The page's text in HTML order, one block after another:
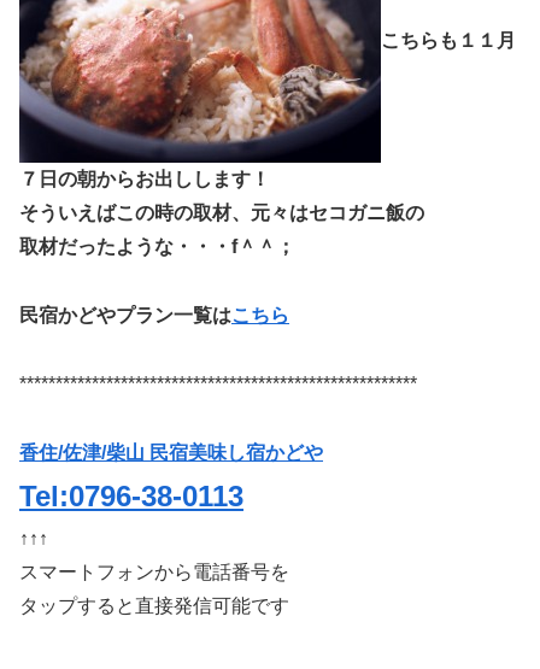
こちらも１１月
７日の朝からお出しします！
そういえばこの時の取材、元々はセコガニ飯の
取材だったような・・・f＾＾；
民宿かどやプラン一覧はこちら
*******************************************************
香住/佐津/柴山 民宿美味し宿かどや
Tel:0796-38-0113
↑↑↑
スマートフォンから電話番号を
タップすると直接発信可能です